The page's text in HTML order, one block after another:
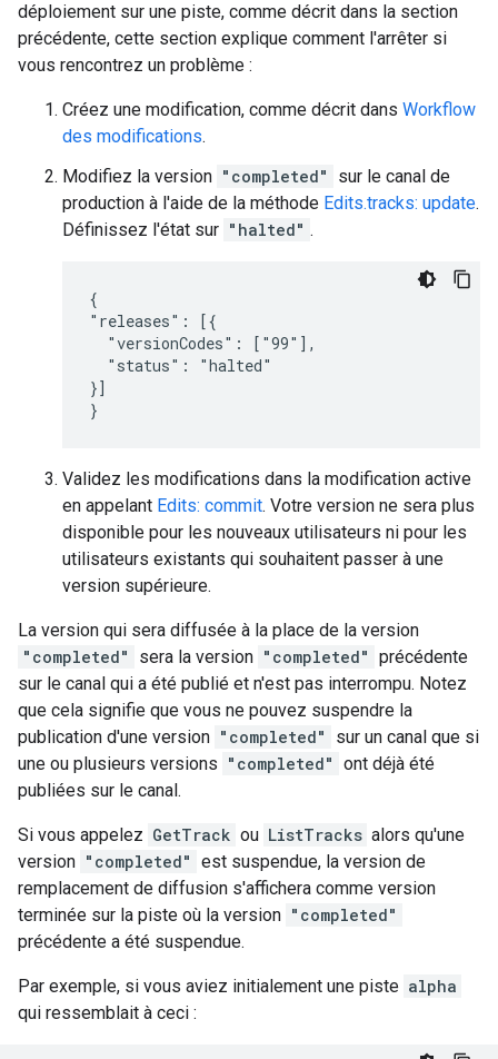
déploiement sur une piste, comme décrit dans la section
précédente, cette section explique comment l'arrêter si
vous rencontrez un problème :
Créez une modification, comme décrit dans Workflow
des modifications.
Modifiez la version "completed"
sur le canal de
production à l'aide de la méthode Edits.tracks: update.
Définissez l'état sur "halted" .
{
"releases": [{
  "versionCodes": ["99"],
  "status": "halted"
}]
}
Validez les modifications dans la modification active
en appelant Edits: commit. Votre version ne sera plus
disponible pour les nouveaux utilisateurs ni pour les
utilisateurs existants qui souhaitent passer à une
version supérieure.
La version qui sera diffusée à la place de la version
"completed"
sera la version "completed" précédente
sur le canal qui a été publié et n'est pas interrompu. Notez
que cela signifie que vous ne pouvez suspendre la
publication d'une version "completed"
sur un canal que si
une ou plusieurs versions "completed" ont déjà été
publiées sur le canal.
Si vous appelez GetTrack ou ListTracks alors qu'une
version "completed" est suspendue, la version de
remplacement de diffusion s'affichera comme version
terminée sur la piste où la version "completed"
précédente a été suspendue.
Par exemple, si vous aviez initialement une piste alpha
qui ressemblait à ceci :